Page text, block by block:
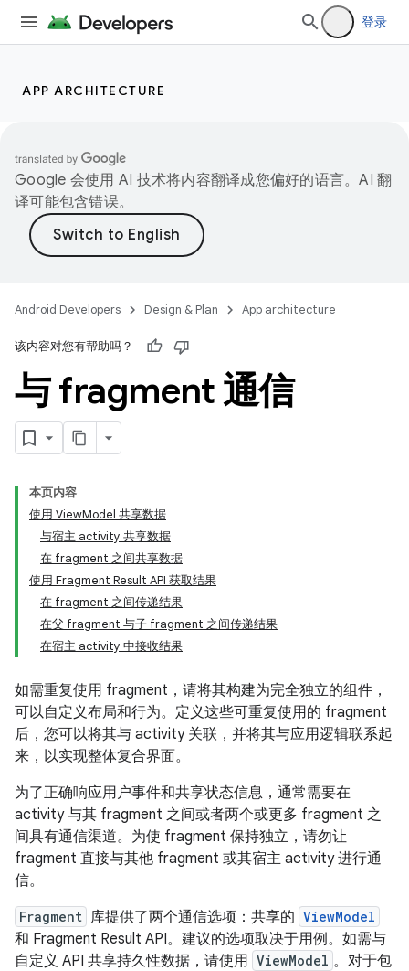
登录
APP ARCHITECTURE
Google 会使用 AI 技术将内容翻译成您偏好的语言。AI 翻
译可能包含错误。
Android Developers Design & Plan App architecture
该内容对您有帮助吗？
与 fragment 通信
本页内容
使用 ViewModel 共享数据
与宿主 activity 共享数据
在 fragment 之间共享数据
使用 Fragment Result API 获取结果
在 fragment 之间传递结果
在父 fragment 与子 fragment 之间传递结果
在宿主 activity 中接收结果
如需重复使用 fragment，请将其构建为完全独立的组件，
可以自定义布局和行为。定义这些可重复使用的 fragment
后，您可以将其与 activity 关联，并将其与应用逻辑联系起
来，以实现整体复合界面。
为了正确响应用户事件和共享状态信息，通常需要在
activity 与其 fragment 之间或者两个或更多 fragment 之
间具有通信渠道。为使 fragment 保持独立，请勿让
fragment 直接与其他 fragment 或其宿主 activity 进行通
信。
Fragment 库提供了两个通信选项：共享的 ViewModel
和 Fragment Result API。建议的选项取决于用例。如需与
自定义 API 共享持久性数据，请使用 ViewModel 。对于包